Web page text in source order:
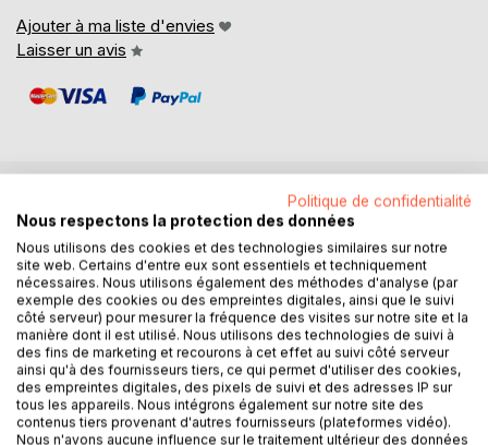
Ajouter à ma liste d'envies
Laisser un avis
DESCRIPTION
Dans l'imagerie populaire, la Sagesse évoque la silhouette
d'un vénérable vieillard assis en position du lotus, devant le
rougeoiement du soleil levant. Or il m'est apparu que la
Sagesse pouvait se trouver partout pour qui sait la déceler.
Mieux, il n'y a pas "LA SAGESSE" mais une multitude de
formes de sagesse : La sagesse des anciens, bien sûr,
mais aussi celle des enfants. Celles qui sont issues des
traditions, mais aussi celles du quotidien, de l'humour,
Politique de confidentialité
Nous respectons la protection des données
Nous utilisons des cookies et des technologies similaires sur notre
site web. Certains d'entre eux sont essentiels et techniquement
nécessaires. Nous utilisons également des méthodes d'analyse (par
exemple des cookies ou des empreintes digitales, ainsi que le suivi
côté serveur) pour mesurer la fréquence des visites sur notre site et la
manière dont il est utilisé. Nous utilisons des technologies de suivi à
des fins de marketing et recourons à cet effet au suivi côté serveur
ainsi qu'à des fournisseurs tiers, ce qui permet d'utiliser des cookies,
des empreintes digitales, des pixels de suivi et des adresses IP sur
tous les appareils. Nous intégrons également sur notre site des
contenus tiers provenant d'autres fournisseurs (plateformes vidéo).
Nous n'avons aucune influence sur le traitement ultérieur des données